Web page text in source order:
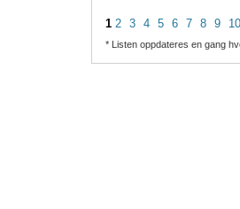
1 2 3 4 5 6 7 8 9 10
* Listen oppdateres en gang